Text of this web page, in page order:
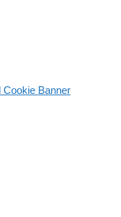
Banner